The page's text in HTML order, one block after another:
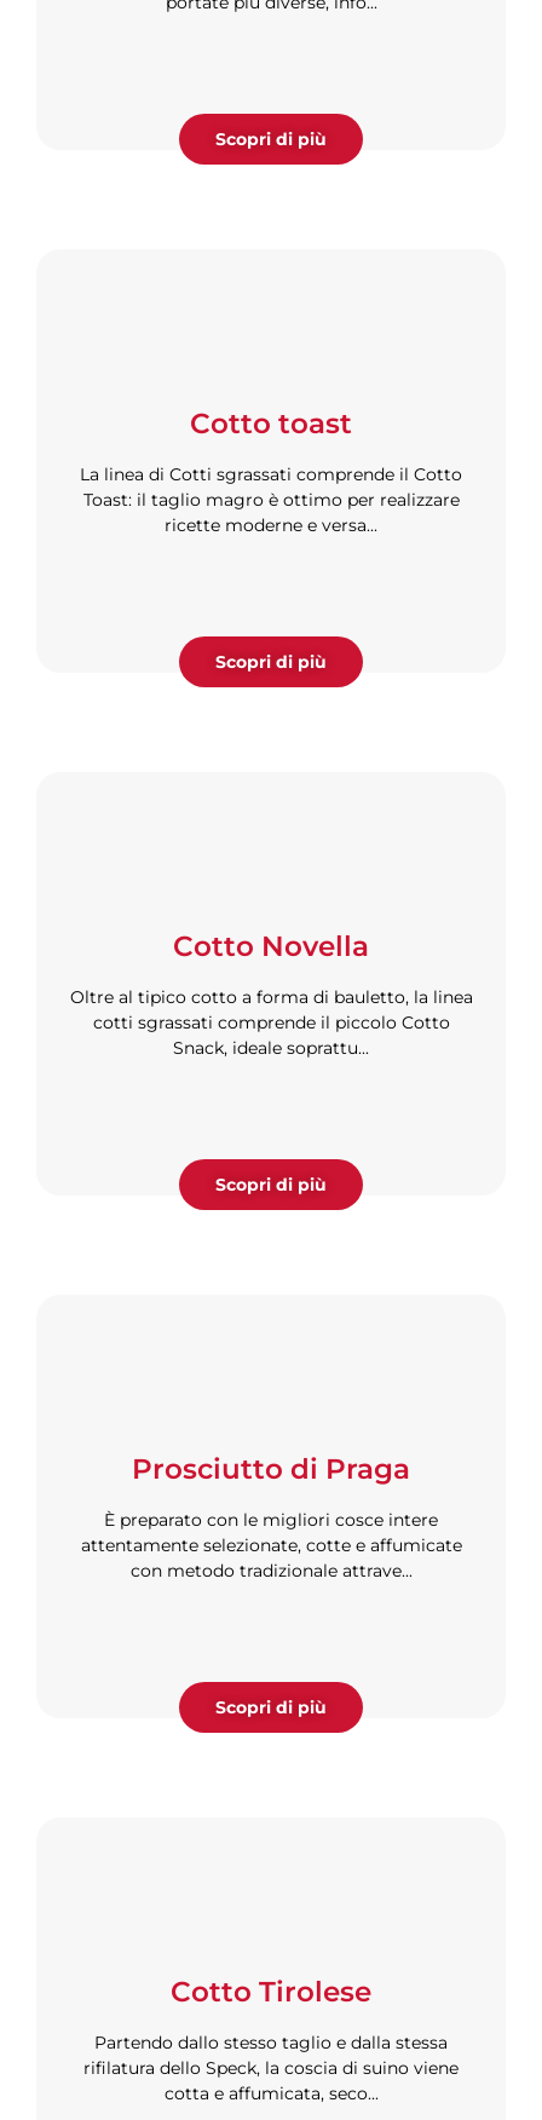
Scopri di più
Cotto toast
La linea di Cotti sgrassati comprende il Cotto
Toast: il taglio magro è ottimo per realizzare
ricette moderne e versa...
Scopri di più
Cotto Novella
Oltre al tipico cotto a forma di bauletto, la linea
cotti sgrassati comprende il piccolo Cotto
Snack, ideale soprattu...
Scopri di più
Prosciutto di Praga
È preparato con le migliori cosce intere
attentamente selezionate, cotte e affumicate
con metodo tradizionale attrave...
Scopri di più
Cotto Tirolese
Partendo dallo stesso taglio e dalla stessa
rifilatura dello Speck, la coscia di suino viene
cotta e affumicata, seco...